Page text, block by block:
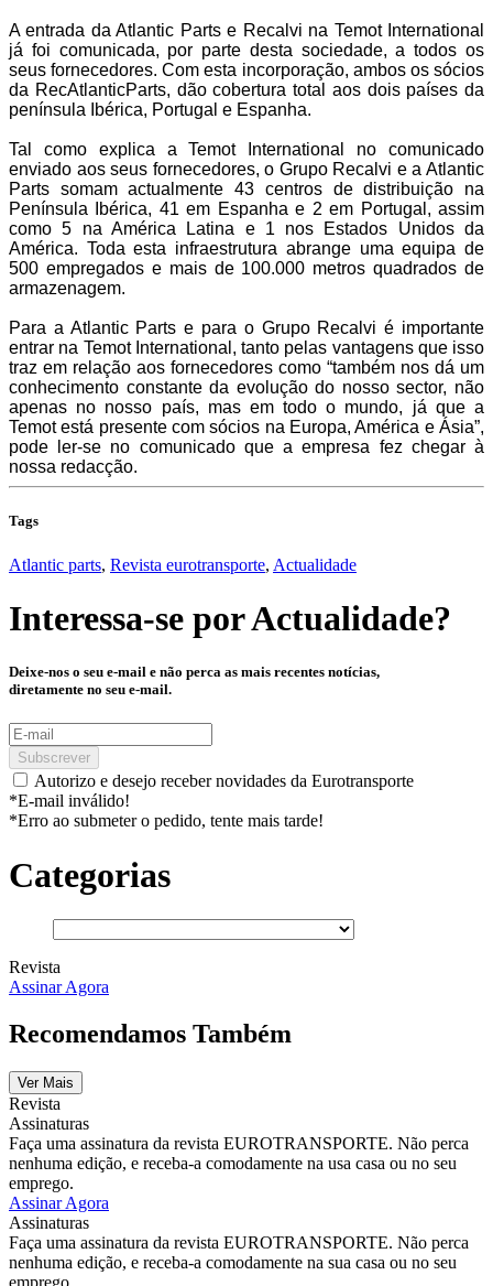
A entrada da Atlantic Parts e Recalvi na Temot International
já foi comunicada, por parte desta sociedade, a todos os
seus fornecedores. Com esta incorporação, ambos os sócios
da RecAtlanticParts, dão cobertura total aos dois países da
península Ibérica, Portugal e Espanha.
Tal como explica a Temot International no comunicado
enviado aos seus fornecedores, o Grupo Recalvi e a Atlantic
Parts somam actualmente 43 centros de distribuição na
Península Ibérica, 41 em Espanha e 2 em Portugal, assim
como 5 na América Latina e 1 nos Estados Unidos da
América. Toda esta infraestrutura abrange uma equipa de
500 empregados e mais de 100.000 metros quadrados de
armazenagem.
Para a Atlantic Parts e para o Grupo Recalvi é importante
entrar na Temot International, tanto pelas vantagens que isso
traz em relação aos fornecedores como “também nos dá um
conhecimento constante da evolução do nosso sector, não
apenas no nosso país, mas em todo o mundo, já que a
Temot está presente com sócios na Europa, América e Ásia”,
pode ler-se no comunicado que a empresa fez chegar à
nossa redacção.
Tags
Atlantic parts, Revista eurotransporte, Actualidade
Interessa-se porActualidade?
Deixe-nos o seu e-mail e não perca as mais recentes notícias,
diretamente no seu e-mail.
Subscrever
Autorizo e desejo receber novidades da Eurotransporte
*E-mail inválido!
*Erro ao submeter o pedido, tente mais tarde!
Categorias
Revista
Assinar Agora
Recomendamos Também
Ver Mais
Revista
Assinaturas
Faça uma assinatura da revista EUROTRANSPORTE. Não perca
nenhuma edição, e receba-a comodamente na usa casa ou no seu
emprego.
Assinar Agora
Assinaturas
Faça uma assinatura da revista EUROTRANSPORTE. Não perca
nenhuma edição, e receba-a comodamente na sua casa ou no seu